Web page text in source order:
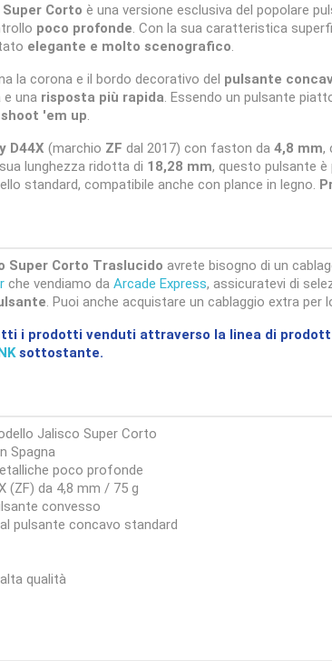
Corto è una versione esclusiva del popolare
poco profonde. Con la sua caratteristica
elegante e molto scenografico.
la corona e il bordo decorativo del pulsante
e una risposta più rapida. Essendo un pulsante
shoot 'em up.
D44X (marchio ZF dal 2017) con faston da 4,8 mm,
lunghezza ridotta di 18,28 mm, questo pulsante
standard, compatibile anche con plance in legno.
Super Corto Traslucido avrete bisogno di un
che vendiamo da Arcade Express, assicuratevi di
. Puoi anche acquistare un cablaggio extra per
i prodotti venduti attraverso la linea di
sottostante.
Jalisco Super Corto
Spagna
poco profonde
(ZF) da 4,8 mm / 75 g
convesso
pulsante concavo standard
qualità